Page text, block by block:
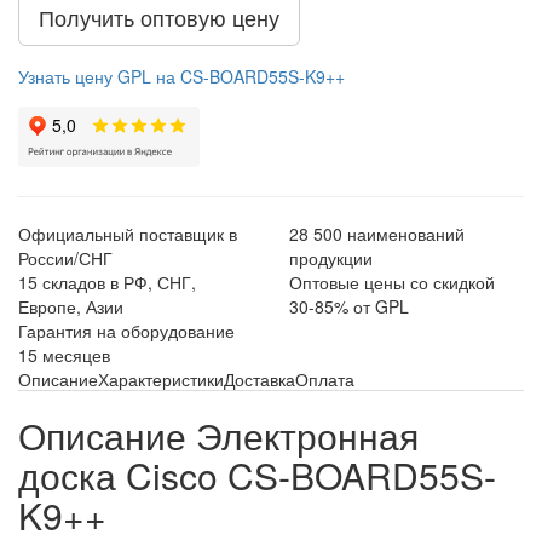
Получить оптовую цену
Узнать цену GPL на CS-BOARD55S-K9++
Официальный поставщик в
России/СНГ
28 500 наименований
продукции
15 складов в РФ, СНГ,
Европе, Азии
Оптовые цены со скидкой
30-85% от GPL
Гарантия на оборудование
15 месяцев
ОписаниеХарактеристикиДоставкаОплата
Описание Электронная
доска Cisco CS-BOARD55S-
K9++